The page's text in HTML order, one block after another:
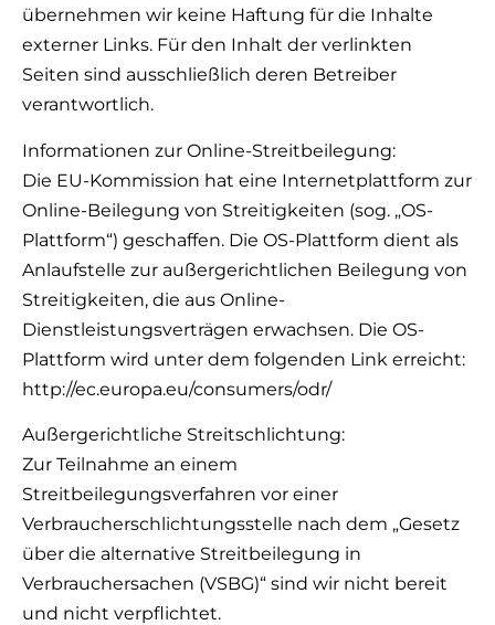
übernehmen wir keine Haftung für die Inhalte
externer Links. Für den Inhalt der verlinkten
Seiten sind ausschließlich deren Betreiber
verantwortlich.
Informationen zur Online-Streitbeilegung:
Die EU-Kommission hat eine Internetplattform zur
Online-Beilegung von Streitigkeiten (sog. „OS-
Plattform“) geschaffen. Die OS-Plattform dient als
Anlaufstelle zur außergerichtlichen Beilegung von
Streitigkeiten, die aus Online-
Dienstleistungsverträgen erwachsen. Die OS-
Plattform wird unter dem folgenden Link erreicht:
http://ec.europa.eu/consumers/odr/
Außergerichtliche Streitschlichtung:
Zur Teilnahme an einem
Streitbeilegungsverfahren vor einer
Verbraucherschlichtungsstelle nach dem „Gesetz
über die alternative Streitbeilegung in
Verbrauchersachen (VSBG)“ sind wir nicht bereit
und nicht verpflichtet.